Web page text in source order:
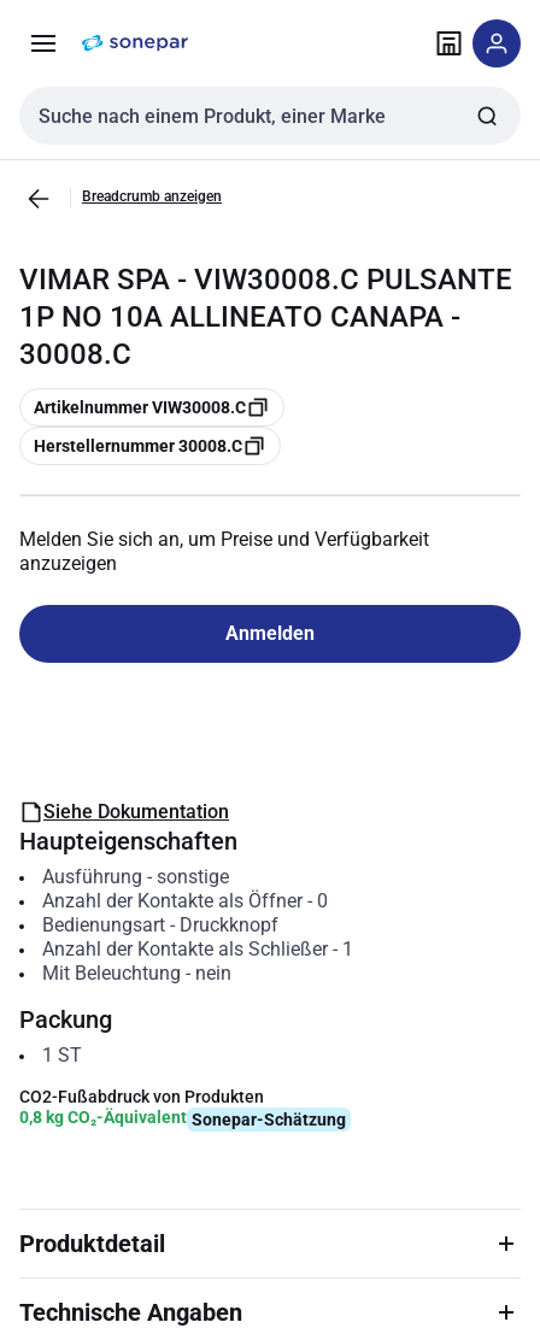
NavigationInhalt
Sucheingabe
Breadcrumb anzeigen
VIMAR SPA - VIW30008.C PULSANTE
1P NO 10A ALLINEATO CANAPA -
30008.C
Kopieren
Artikelnummer VIW30008.C
Kopieren
Herstellernummer 30008.C
Melden Sie sich an, um Preise und Verfügbarkeit
anzuzeigen
Anmelden
Siehe Dokumentation
Haupteigenschaften
Ausführung - sonstige
Anzahl der Kontakte als Öffner- 0
Bedienungsart- Druckknopf
Anzahl der Kontakte als Schließer- 1
Mit Beleuchtung - nein
Packung
1 ST
CO2-Fußabdruck von Produkten
0,8 kg CO₂-Äquivalent Sonepar-Schätzung
Produktdetail
Technische Angaben